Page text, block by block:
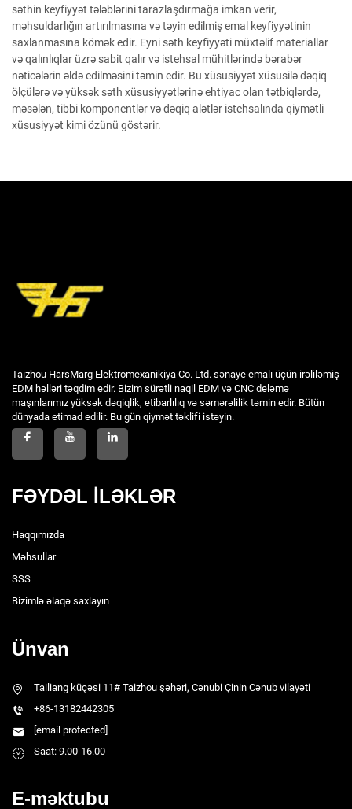
səthin keyfiyyət tələblərini tarazlaşdırmağa imkan verir,
məhsuldarlığın artırılmasına və təyin edilmiş emal keyfiyyətinin
saxlanmasına kömək edir. Eyni səth keyfiyyəti müxtəlif materiallar
və qalınlıqlar üzrə sabit qalır və istehsal mühitlərində bərabər
nəticələrin əldə edilməsini təmin edir. Bu xüsusiyyət xüsusilə dəqiq
ölçülərə və yüksək səth xüsusiyyətlərinə ehtiyac olan tətbiqlərdə,
məsələn, tibbi komponentlər və dəqiq alətlər istehsalında qiymətli
xüsusiyyət kimi özünü göstərir.
Taizhou HarsMarg Elektromexanikiya Co. Ltd. sənaye emalı üçün irəliləmiş
EDM həlləri təqdim edir. Bizim sürətli naqil EDM və CNC deləmə
maşınlarımız yüksək dəqiqlik, etibarlılıq və səmərəlilik təmin edir. Bütün
dünyada etimad edilir. Bu gün qiymət təklifi istəyin.
FƏYDƏL İLƏKLƏR
Haqqımızda
Məhsullar
SSS
Bizimlə əlaqə saxlayın
Ünvan
Tailiang küçəsi 11# Taizhou şəhəri, Cənubi Çinin Cənub vilayəti
+86-13182442305
[email protected]
Saat: 9.00-16.00
E-məktubu